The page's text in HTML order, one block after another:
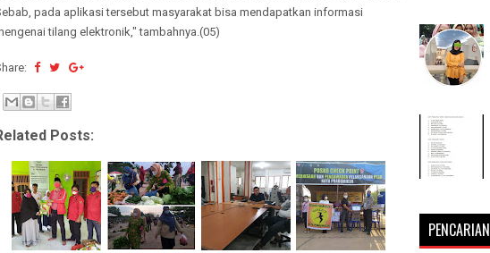
pada aplikasi tersebut masyarakat bisa mendapatkan informasi
tilang elektronik," tambahnya.(05)
Posts:
PENCARIAN